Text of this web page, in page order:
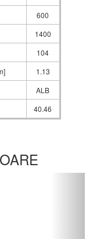
600
1400
104
1.13
ALB
40.46